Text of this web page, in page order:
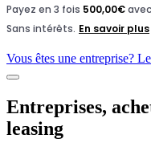
Vous êtes une entreprise?
Entreprises,
leasing